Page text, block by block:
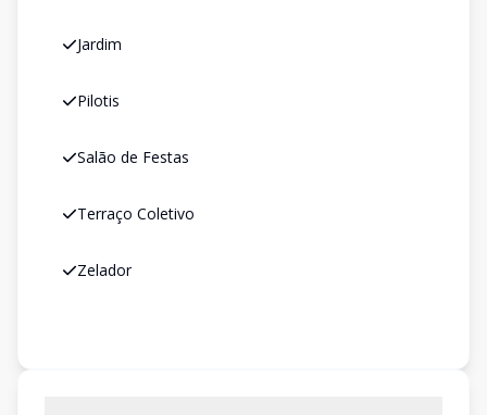
Jardim
Pilotis
Salão de Festas
Terraço Coletivo
Zelador